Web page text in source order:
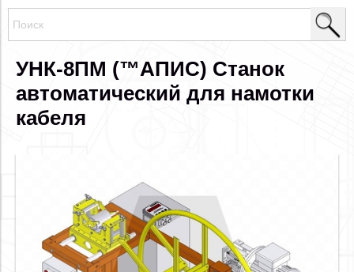
УНК-8ПМ (™АПИС) Станок
автоматический для намотки
кабеля